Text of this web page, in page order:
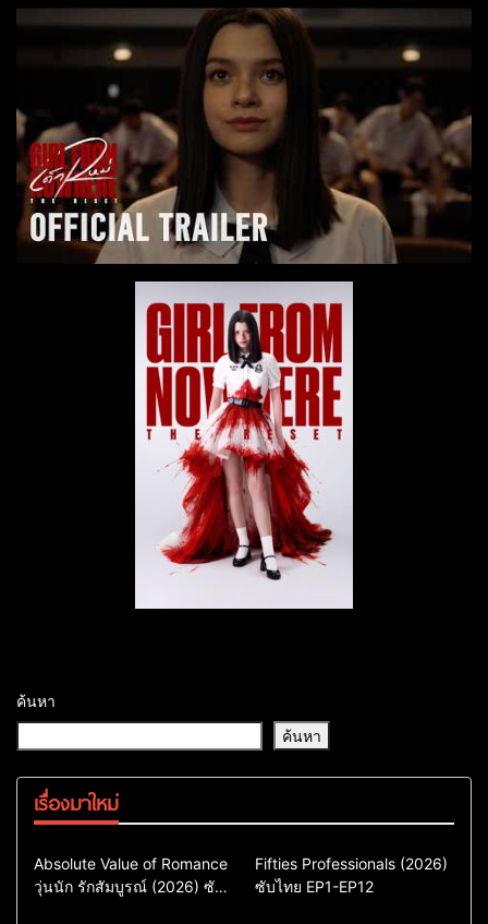
ค้นหา
ค้นหา
เรื่องมาใหม่
Comedy
Drama
ซีรี่ย์เกาหลี
Absolute Value of Romance
วุ่นนัก รักสัมบูรณ์ (2026) ซับ
Action & Adventure
Comedy
Drama
Fifties Professionals (2026)
ซับไทย EP1-EP12